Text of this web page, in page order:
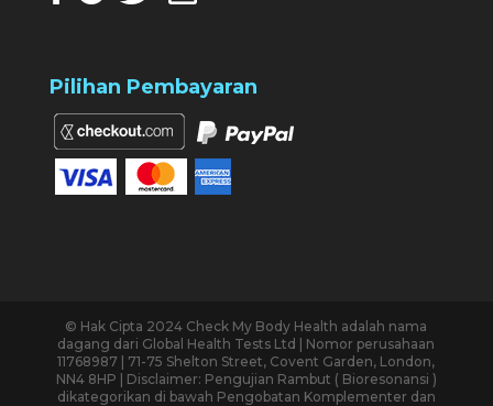
Pilihan Pembayaran
© Hak Cipta 2024 Check My Body Health adalah nama
dagang dari Global Health Tests Ltd | Nomor perusahaan
11768987 | 71-75 Shelton Street, Covent Garden, London,
NN4 8HP | Disclaimer: Pengujian Rambut ( Bioresonansi )
dikategorikan di bawah Pengobatan Komplementer dan